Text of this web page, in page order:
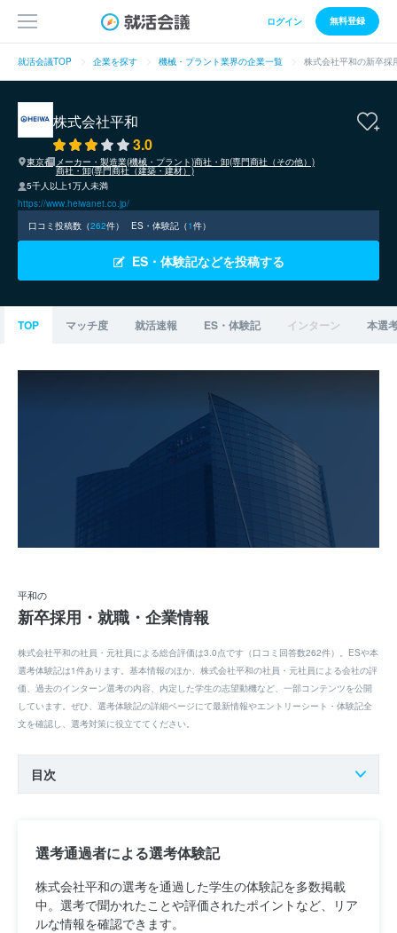
ログイン 無料登録
就活会議TOP 企業を探す 機械・プラント業界の企業一覧 株式会社平和の新卒採
株式会社平和
3.0
東京都 メーカー・製造業(機械・プラント)商社・卸(専門商社（その他）)
商社・卸(専門商社（建築・建材）)
5千人以上1万人未満
https://www.heiwanet.co.jp/
口コミ投稿数（262件） ES・体験記（1件）
ES・体験記などを投稿する
TOP マッチ度 就活速報 ES・体験記 インターン 本選
平和の
新卒採用・就職・企業情報
株式会社平和の社員・元社員による総合評価は3.0点です（口コミ回答数262件）。ESや本
選考体験記は1件あります。基本情報のほか、株式会社平和の社員・元社員による会社の評
価、過去のインターン選考の内容、内定した学生の志望動機など、一部コンテンツを公開
しています。ぜひ、選考体験記の詳細ページにて最新情報やエントリーシート・体験記全
文を確認し、選考対策に役立ててください。
目次
選考通過者による選考体験記
株式会社平和の選考を通過した学生の体験記を多数掲載
中。選考で聞かれたことや評価されたポイントなど、リア
ルな情報を確認できます。